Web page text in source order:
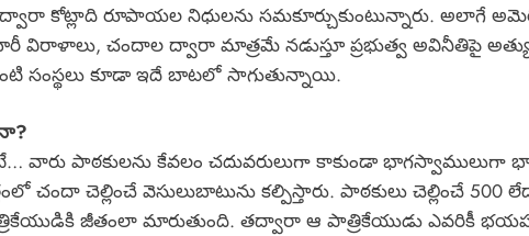
కోట్లాది రూపాయల నిధులను సమకూర్చుకుంటున్నారు. అలాగే
విరాళాలు, చందాల ద్వారా మాత్రమే నడుస్తూ ప్రభుత్వ అవినీతిపై
సంస్థలు కూడా ఇదే బాటలో సాగుతున్నాయి.
వారు పాఠకులను కేవలం చదువరులుగా కాకుండా భాగస్వాములుగా
చెల్లించే వెసులుబాటును కల్పిస్తారు. పాఠకులు చెల్లించే 500
జీతంలా మారుతుంది. తద్వారా ఆ పాత్రికేయుడు ఎవరికీ